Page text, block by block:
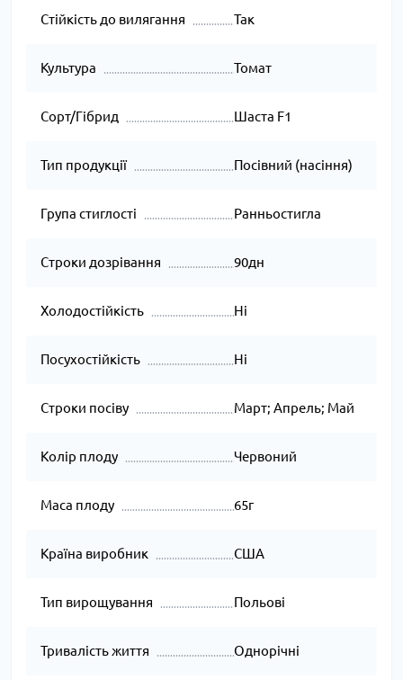
Стійкість до вилягання Так
Культура Томат
Сорт/Гібрид Шаста F1
Тип продукції Посівний (насіння)
Група стиглості Ранньостигла
Строки дозрівання 90дн
Холодостійкість Ні
Посухостійкість Ні
Строки посіву Март; Апрель; Май
Колір плоду Червоний
Маса плоду 65г
Країна виробник США
Тип вирощування Польові
Тривалість життя Однорічні